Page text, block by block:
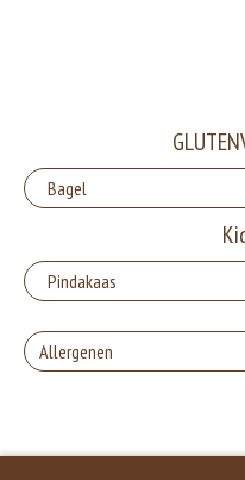
Allergenen